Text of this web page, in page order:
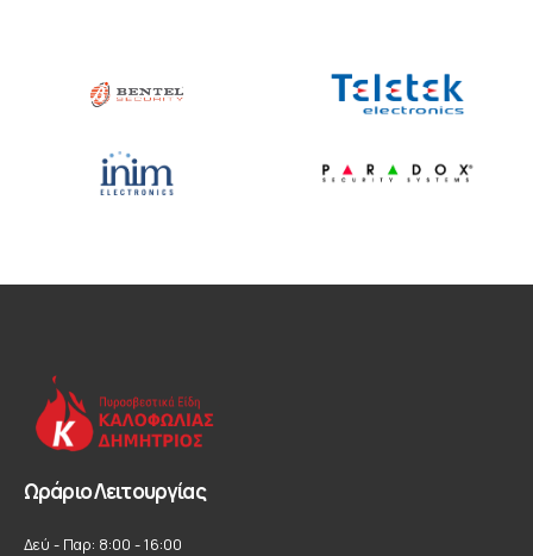
Ωράριο Λειτουργίας
Δεύ - Παρ: 8:00 - 16:00